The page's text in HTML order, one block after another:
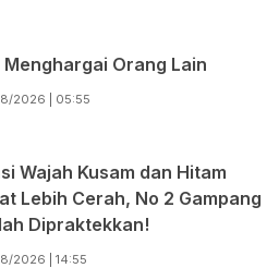
Menghargai Orang Lain
2026 | 05:55
Wajah Kusam dan Hitam
Lebih Cerah, No 2 Gampang
Dipraktekkan!
2026 | 14:55